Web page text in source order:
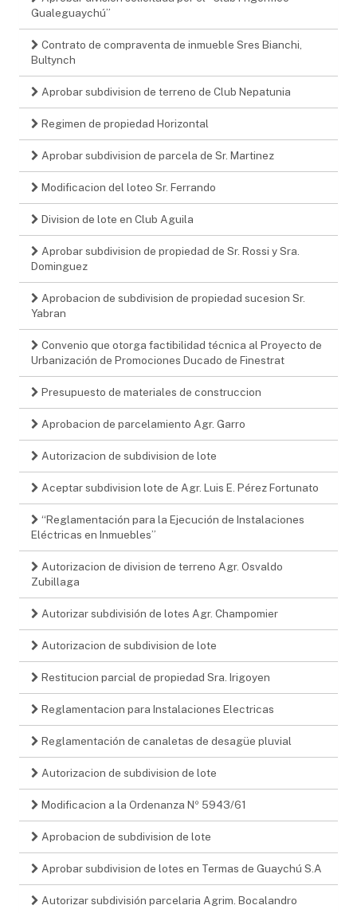
Gualeguaychú”
Contrato de compraventa de inmueble Sres Bianchi,
Bultynch
Aprobar subdivision de terreno de Club Nepatunia
Regimen de propiedad Horizontal
Aprobar subdivision de parcela de Sr. Martinez
Modificacion del loteo Sr. Ferrando
Division de lote en Club Aguila
Aprobar subdivision de propiedad de Sr. Rossi y Sra.
Dominguez
Aprobacion de subdivision de propiedad sucesion Sr.
Yabran
Convenio que otorga factibilidad técnica al Proyecto de
Urbanización de Promociones Ducado de Finestrat
Presupuesto de materiales de construccion
Aprobacion de parcelamiento Agr. Garro
Autorizacion de subdivision de lote
Aceptar subdivision lote de Agr. Luis E. Pérez Fortunato
“Reglamentación para la Ejecución de Instalaciones
Eléctricas en Inmuebles”
Autorizacion de division de terreno Agr. Osvaldo
Zubillaga
Autorizar subdivisión de lotes Agr. Champomier
Autorizacion de subdivision de lote
Restitucion parcial de propiedad Sra. Irigoyen
Reglamentacion para Instalaciones Electricas
Reglamentación de canaletas de desagüe pluvial
Autorizacion de subdivision de lote
Modificacion a la Ordenanza Nº 5943/61
Aprobacion de subdivision de lote
Aprobar subdivision de lotes en Termas de Guaychú S.A
Autorizar subdivisión parcelaria Agrim. Bocalandro